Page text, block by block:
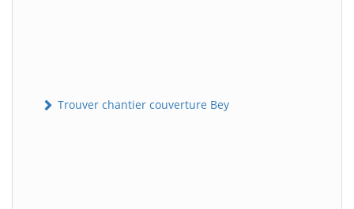
Trouver chantier couverture Bey